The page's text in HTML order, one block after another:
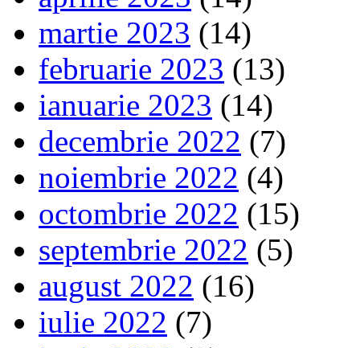
martie 2023 (14)
februarie 2023 (13)
ianuarie 2023 (14)
decembrie 2022 (7)
noiembrie 2022 (4)
octombrie 2022 (15)
septembrie 2022 (5)
august 2022 (16)
iulie 2022 (7)